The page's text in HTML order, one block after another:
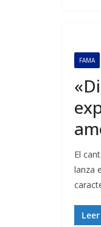
FAMA
El
lanza